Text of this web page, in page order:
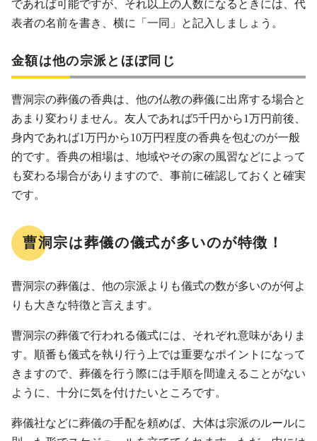
であれば可能ですが、それ以上の人数になるときには、代
表者の名前を書き、横に「一同」と記入しましょう。
金額は他の宗派とほぼ同じ
曹洞宗の葬儀の香典は、他の仏教の葬儀に出席する場合と
あまり変わりません。友人であれば5千円から1万円前後、
身内であれば1万円から10万円程度の香典を包むのが一般
的です。香典の相場は、地域やその家の風習などによって
も変わる場合がありますので、事前に確認しておくと確実
です。
曹洞宗は葬儀の儀式が多いのが特徴！
曹洞宗の葬儀は、他の宗派よりも儀式の数が多いのが何よ
りも大きな特徴と言えます。
曹洞宗の葬儀で行われる儀式には、それぞれ意味がありま
す。順番も儀式を執り行う上では重要なポイントになって
きますので、葬儀を行う際には手順を間違えることがない
ように、十分に気を付けたいところです。
葬儀社などに葬儀の手配を頼めば、大体は宗派のルールに